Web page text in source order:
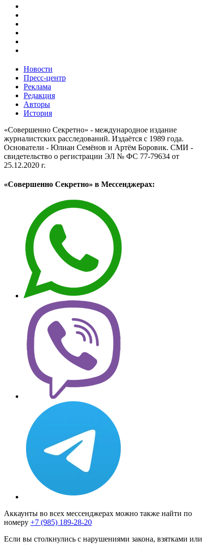
Новости
Пресс-центр
Реклама
Редакция
Авторы
История
«Совершенно Секретно» - международное издание
журналистских расследований. Издаётся с 1989 года.
Основатели - Юлиан Семёнов и Артём Боровик. CМИ -
свидетельство о регистрации ЭЛ № ФС 77-79634 от
25.12.2020 г.
«Совершенно Секретно» в Мессенджерах:
Аккаунты во всех мессенджерах можно также найти по
номеру +7 (985) 189-28-20
Если вы столкнулись с нарушениями закона, взятками или